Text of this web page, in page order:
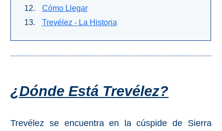
Top Gratis
LOS
SITIOS
Cómo Llegar
Trevélez - La Historia
¿Dónde Está Trevélez?
Trevélez se encuentra en la cúspide de Sierra